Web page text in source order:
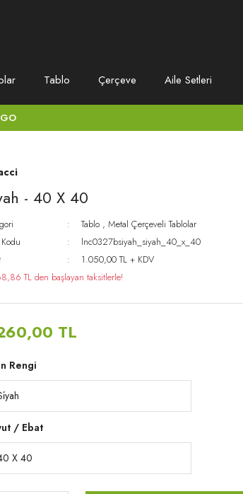
Tablo Çerçeve Aile Setleri
- 40 X 40
Tablo , Metal Çerçeveli Tablolar
lnc0327bsiyah_siyah_40_x_40
1.050,00 TL + KDV
TL den başlayan taksitlerle!
TL
Rengi
/ Ebat